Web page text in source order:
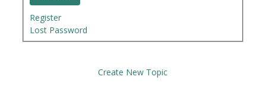
Register
Lost Password
Create New Topic